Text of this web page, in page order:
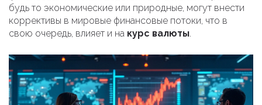
будь то экономические или природные, могут внести
коррективы в мировые финансовые потоки, что в
свою очередь, влияет и на курс валюты.